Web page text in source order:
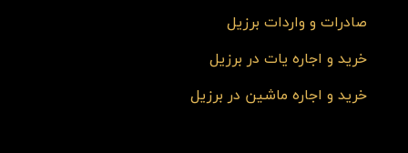
صادرات و واردات برزیل
خرید و اجاره یات در برزیل
خرید و اجاره ماشین در برزیل